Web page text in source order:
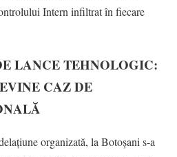
Intern infiltrat în fiecare
LANCE TEHNOLOGIC:
CAZ DE
organizată, la Botoșani s-a